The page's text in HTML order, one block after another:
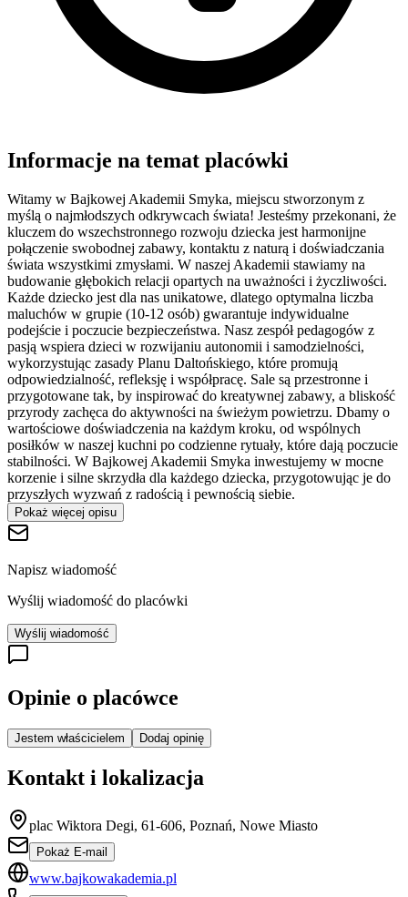
Informacje na temat placówki
Witamy w Bajkowej Akademii Smyka, miejscu stworzonym z
myślą o najmłodszych odkrywcach świata! Jesteśmy przekonani, że
kluczem do wszechstronnego rozwoju dziecka jest harmonijne
połączenie swobodnej zabawy, kontaktu z naturą i doświadczania
świata wszystkimi zmysłami. W naszej Akademii stawiamy na
budowanie głębokich relacji opartych na uważności i życzliwości.
Każde dziecko jest dla nas unikatowe, dlatego optymalna liczba
maluchów w grupie (10-12 osób) gwarantuje indywidualne
podejście i poczucie bezpieczeństwa. Nasz zespół pedagogów z
pasją wspiera dzieci w rozwijaniu autonomii i samodzielności,
wykorzystując zasady Planu Daltońskiego, które promują
odpowiedzialność, refleksję i współpracę. Sale są przestronne i
przygotowane tak, by inspirować do kreatywnej zabawy, a bliskość
przyrody zachęca do aktywności na świeżym powietrzu. Dbamy o
wartościowe doświadczenia na każdym kroku, od wspólnych
posiłków w naszej kuchni po codzienne rytuały, które dają poczucie
stabilności. W Bajkowej Akademii Smyka inwestujemy w mocne
korzenie i silne skrzydła dla każdego dziecka, przygotowując je do
przyszłych wyzwań z radością i pewnością siebie.
Pokaż więcej opisu
Napisz wiadomość
Wyślij wiadomość do placówki
Wyślij wiadomość
Opinie o placówce
Jestem właścicielem Dodaj opinię
Kontakt i lokalizacja
plac Wiktora Degi, 61-606, Poznań, Nowe Miasto
Pokaż E-mail
www.bajkowakademia.pl